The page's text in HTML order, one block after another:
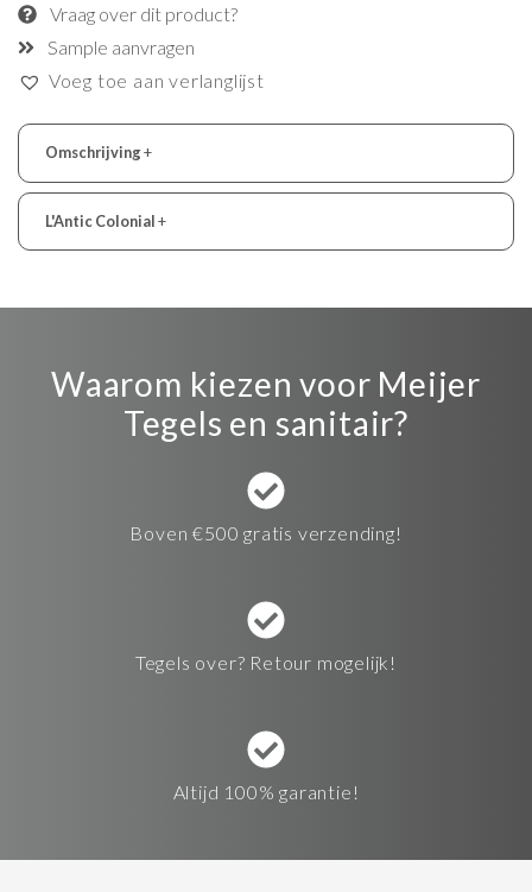
Vraag over dit product?
Sample aanvragen
Voeg toe aan verlanglijst
Omschrijving+
L'Antic Colonial+
Waarom kiezen voor Meijer
Tegels en sanitair?
Boven €500 gratis verzending!
Tegels over? Retour mogelijk!
Altijd 100% garantie!